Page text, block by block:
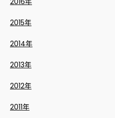
2015年
2014年
2013年
2012年
2011年